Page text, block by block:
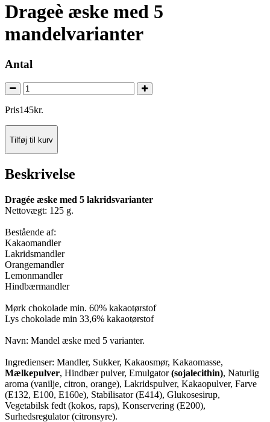
Drageè æske med 5
mandelvarianter
Antal
Pris145kr.
Tilføj til kurv
Beskrivelse
Dragée æske med 5 lakridsvarianter
Nettovægt: 125 g.
Bestående af:
Kakaomandler
Lakridsmandler
Orangemandler
Lemonmandler
Hindbærmandler
Mørk chokolade min. 60% kakaotørstof
Lys chokolade min 33,6% kakaotørstof
Navn: Mandel æske med 5 varianter.
Ingredienser: Mandler, Sukker, Kakaosmør, Kakaomasse,
Mælkepulver, Hindbær pulver, Emulgator(sojalecithin), Naturlig
aroma (vanilje, citron, orange), Lakridspulver, Kakaopulver, Farve
(E132, E100, E160e), Stabilisator (E414), Glukosesirup,
Vegetabilsk fedt (kokos, raps), Konservering (E200),
Surhedsregulator (citronsyre).